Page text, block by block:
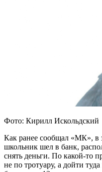
Фото: Кирилл Искольдский
Как ранее сообщал «МК», в
школьник шел в банк,
снять деньги. По какой-то
не по тротуару, а дойти